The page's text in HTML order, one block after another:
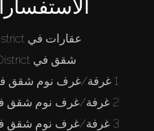
عقارات في Dubai Design District
شقق في Dubai Design District
1 غرفة/غرف نوم شقق في Dubai Design District
2 غرفة/غرف نوم شقق في Dubai Design District
3 غرفة/غرف نوم شقق في Dubai Design District